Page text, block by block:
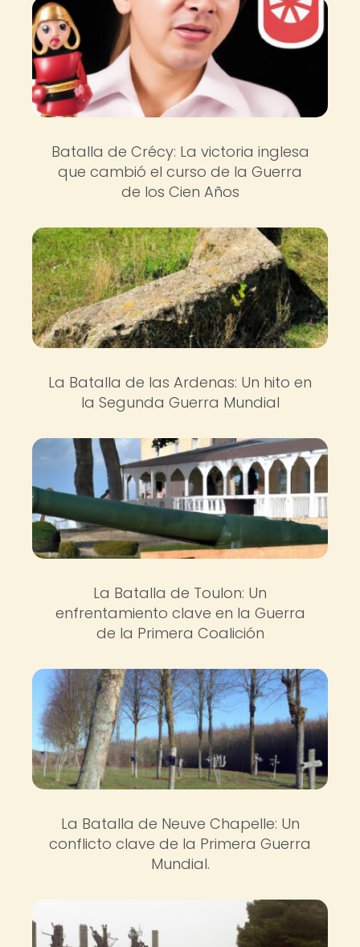
Batalla de Crécy: La victoria inglesa
que cambió el curso de la Guerra
de los Cien Años
La Batalla de las Ardenas: Un hito en
la Segunda Guerra Mundial
La Batalla de Toulon: Un
enfrentamiento clave en la Guerra
de la Primera Coalición
La Batalla de Neuve Chapelle: Un
conflicto clave de la Primera Guerra
Mundial.